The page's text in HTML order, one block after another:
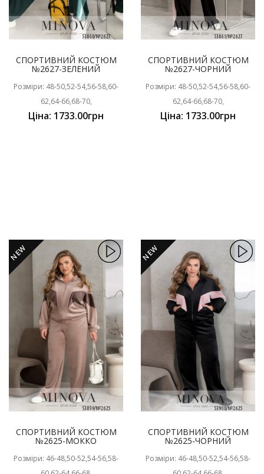
СПОРТИВНИЙ КОСТЮМ
№2627-ЗЕЛЕНИЙ
Розміри: 48-50,52-54,56-58,60-
62,64-66,68-70,
Ціна: 1733.00грн
СПОРТИВНИЙ КОСТЮМ
№2627-ЧОРНИЙ
Розміри: 48-50,52-54,56-58,60-
62,64-66,68-70,
Ціна: 1733.00грн
NEW
СПОРТИВНИЙ КОСТЮМ
№2625-МОККО
Розміри: 46-48,50-52,54-56,58-
NEW
СПОРТИВНИЙ КОСТЮМ
№2625-ЧОРНИЙ
Розміри: 46-48,50-52,54-56,58-